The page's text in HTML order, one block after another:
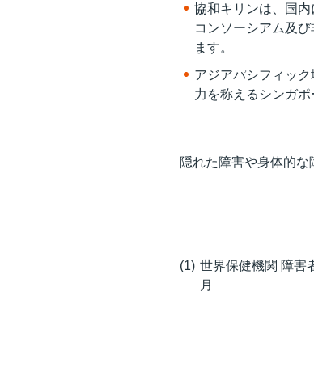
協和キリンは、国
コンソーシアム及
ます。
アジアパシフィッ
力を称えるシンガ
隠れた障害や身体的
世界保健機関 障
月